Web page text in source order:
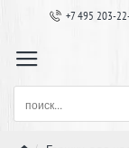
+7 495 203-
поиск...